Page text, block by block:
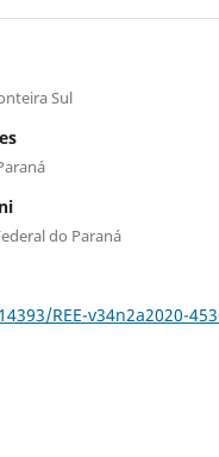
Sul
do Paraná
REE-v34n2a2020-